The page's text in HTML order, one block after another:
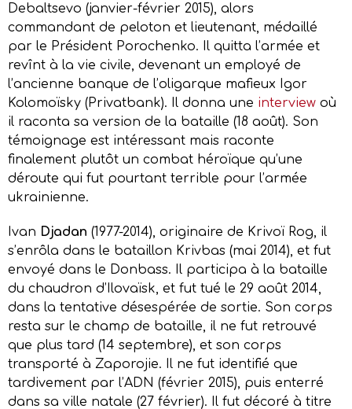
Debaltsevo (janvier-février 2015), alors
commandant de peloton et lieutenant, médaillé
par le Président Porochenko. Il quitta l’armée et
revînt à la vie civile, devenant un employé de
l’ancienne banque de l’oligarque mafieux Igor
Kolomoïsky (Privatbank). Il donna une interview où
il raconta sa version de la bataille (18 août). Son
témoignage est intéressant mais raconte
finalement plutôt un combat héroïque qu’une
déroute qui fut pourtant terrible pour l’armée
ukrainienne.
Ivan Djadan (1977-2014), originaire de Krivoï Rog, il
s’enrôla dans le bataillon Krivbas (mai 2014), et fut
envoyé dans le Donbass. Il participa à la bataille
du chaudron d’Ilovaïsk, et fut tué le 29 août 2014,
dans la tentative désespérée de sortie. Son corps
resta sur le champ de bataille, il ne fut retrouvé
que plus tard (14 septembre), et son corps
transporté à Zaporojie. Il ne fut identifié que
tardivement par l’ADN (février 2015), puis enterré
dans sa ville natale (27 février). Il fut décoré à titre